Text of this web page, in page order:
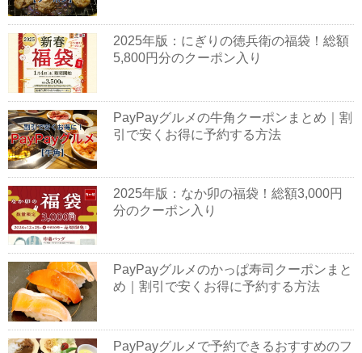
2025年版：にぎりの徳兵衛の福袋！総額
5,800円分のクーポン入り
PayPayグルメの牛角クーポンまとめ｜割
引で安くお得に予約する方法
2025年版：なか卯の福袋！総額3,000円
分のクーポン入り
PayPayグルメのかっぱ寿司クーポンまと
め｜割引で安くお得に予約する方法
PayPayグルメで予約できるおすすめのフ